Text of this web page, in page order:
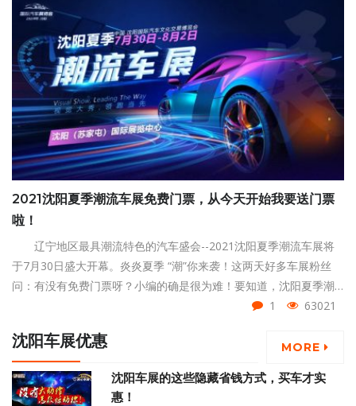
2021沈阳夏季潮流车展免费门票，从今天开始我要送门票
啦！
辽宁地区最具潮流特色的汽车盛会--2021沈阳夏季潮流车展将
于7月30日盛大开幕。炎炎夏季 “潮”你来袭！这两天好多车展粉丝
问：有没有免费门票呀？小编的确是很为难！要知道，沈阳夏季潮
流车展的门票是20元一张的！不过看着大家对车展的热情如此高
家。
1 63021
沈阳车展优惠 MORE
沈阳车展的这些隐藏省钱方式，买车才实
惠！